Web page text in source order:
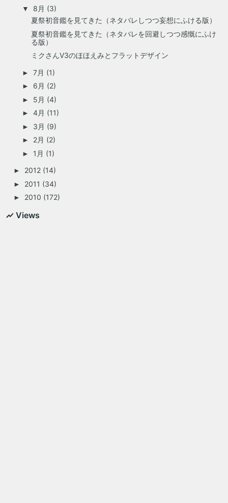
▼ 8月 (3)
夏祭初音鑑を見てきた（ネタバレしつつ妄想にふける版）
夏祭初音鑑を見てきた（ネタバレを回避しつつ感慨にふけ
る版）
ミクさんV3のほほえみとフラットデザイン
► 7月 (1)
► 6月 (2)
► 5月 (4)
► 4月 (11)
► 3月 (9)
► 2月 (2)
► 1月 (1)
► 2012 (14)
► 2011 (34)
► 2010 (172)
Views